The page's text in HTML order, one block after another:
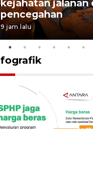
kejahatan jalanan
pencegahan
9 jam lalu